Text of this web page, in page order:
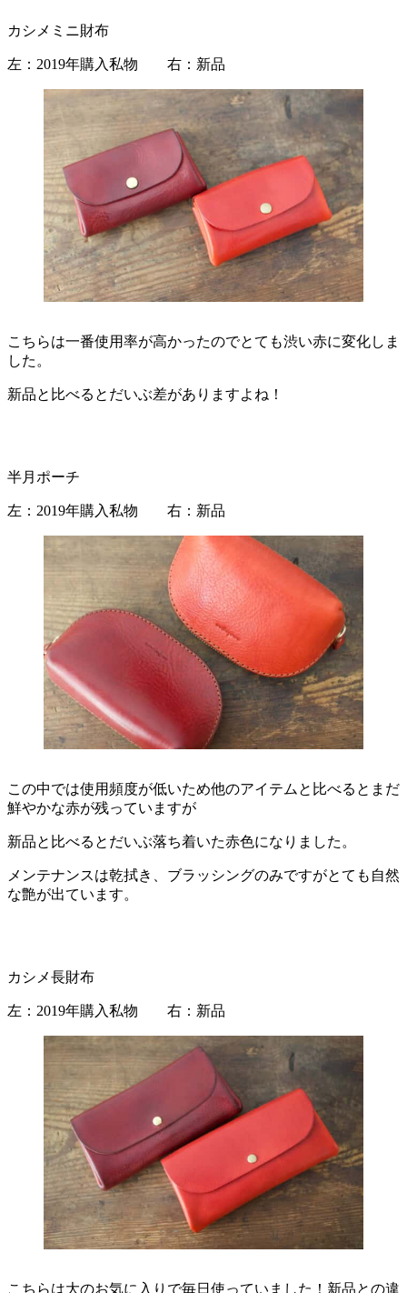
カシメミニ財布
左：2019年購入私物 右：新品
こちらは一番使用率が高かったのでとても渋い赤に変化しま
した。
新品と比べるとだいぶ差がありますよね！
半月ポーチ
左：2019年購入私物 右：新品
この中では使用頻度が低いため他のアイテムと比べるとまだ
鮮やかな赤が残っていますが
新品と比べるとだいぶ落ち着いた赤色になりました。
メンテナンスは乾拭き、ブラッシングのみですがとても自然
な艶が出ています。
カシメ長財布
左：2019年購入私物 右：新品
こちらは大のお気に入りで毎日使っていました！新品との違